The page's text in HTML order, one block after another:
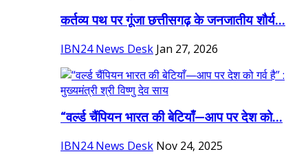
कर्तव्य पथ पर गूंजा छत्तीसगढ़ के जनजातीय शौर्य...
IBN24 News Desk Jan 27, 2026
“वर्ल्ड चैंपियन भारत की बेटियाँ—आप पर देश को...
IBN24 News Desk Nov 24, 2025